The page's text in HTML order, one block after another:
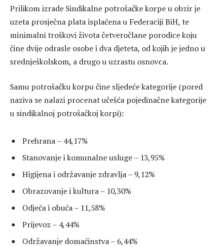
Prilikom izrade Sindikalne potrošačke korpe u obzir je
uzeta prosječna plata isplaćena u Federaciji BiH, te
minimalni troškovi života četveročlane porodice koju
čine dvije odrasle osobe i dva djeteta, od kojih je jedno u
srednješkolskom, a drugo u uzrastu osnovca.
Samu potrošačku korpu čine sljedeće kategorije (pored
naziva se nalazi procenat učešća pojedinačne kategorije
u sindikalnoj potrošačkoj korpi):
Prehrana – 44,17%
Stanovanje i komunalne usluge – 13,95%
Higijena i održavanje zdravlja – 9,12%
Obrazovanje i kultura – 10,30%
Odjeća i obuća – 11,58%
Prijevoz – 4,44%
Održavanje domaćinstva – 6,44%